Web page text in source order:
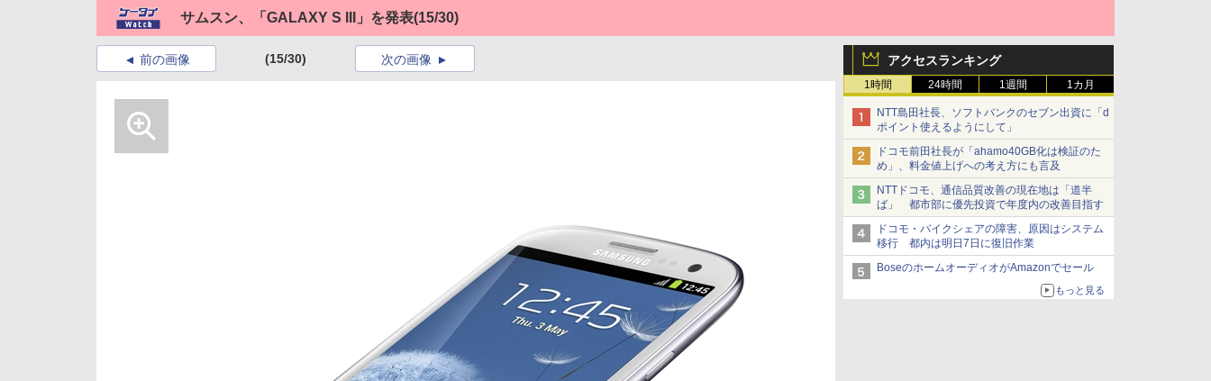
サムスン、「GALAXY S III」を発表(15/30)
アクセスランキング
1時間 24時間 1週間 1カ月
NTT島田社長、ソフトバンクのセブン出資に「d
ポイント使えるようにして」
ドコモ前田社長が「ahamo40GB化は検証のた
め」、料金値上げへの考え方にも言及
NTTドコモ、通信品質改善の現在地は「道半
ば」 都市部に優先投資で年度内の改善目指す
ドコモ・バイクシェアの障害、原因はシステム
移行 都内は明日7日に復旧作業
BoseのホームオーディオがAmazonでセール
もっと見る
前の画像 (15/30) 次の画像